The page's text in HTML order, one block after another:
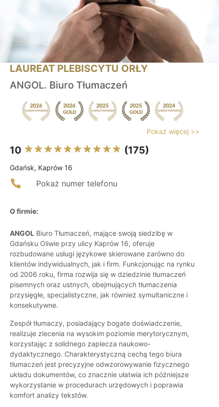
LAUREAT PLEBISCYTU ORŁY
ANGOL. Biuro Tłumaczeń
Pokaż więcej >>
10 (175)
Gdańsk, Kaprów 16
Pokaż numer telefonu
O firmie:
ANGOL Biuro Tłumaczeń, mające swoją siedzibę w
Gdańsku Oliwie przy ulicy Kaprów 16, oferuje
rozbudowane usługi językowe skierowane zarówno do
klientów indywidualnych, jak i firm. Funkcjonując na rynku
od 2006 roku, firma rozwija się w dziedzinie tłumaczeń
pisemnych oraz ustnych, obejmujących tłumaczenia
przysięgłe, specjalistyczne, jak również symultaniczne i
konsekutywne.
Zespół tłumaczy, posiadający bogate doświadczenie,
realizuje zlecenia na wysokim poziomie merytorycznym,
korzystając z solidnego zaplecza naukowo-
dydaktycznego. Charakterystyczną cechą tego biura
tłumaczeń jest precyzyjne odwzorowywanie fizycznego
układu dokumentów, co znacznie ułatwia ich późniejsze
wykorzystanie w procedurach urzędowych i poprawia
komfort analizy tekstów.